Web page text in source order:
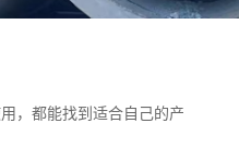
，都能找到适合自己的产